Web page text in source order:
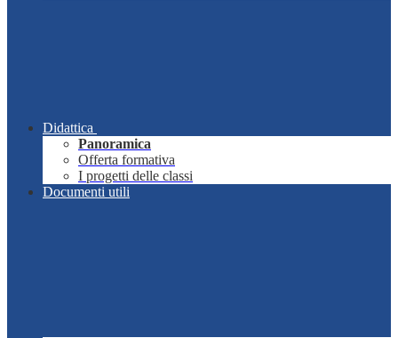
Didattica
Panoramica
Offerta formativa
I progetti delle classi
Documenti utili